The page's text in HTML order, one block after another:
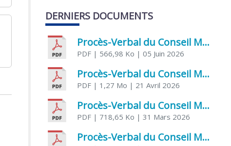
DERNIERS DOCUMENTS
Procès-Verbal du Conseil Municipal du 5 juin 2026
PDF | 566,98 Ko | 05 Juin 2026
Procès-Verbal du Conseil Municipal du 21 avril 2026
PDF | 1,27 Mo | 21 Avril 2026
Procès-Verbal du Conseil Municipal du 31 mars 2026
PDF | 718,65 Ko | 31 Mars 2026
Procès-Verbal du Conseil Municipal du 20 mars 2026